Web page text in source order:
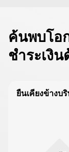
ค้นพบโอ
ชำระเงิ
ยืนเคียงข้างบ